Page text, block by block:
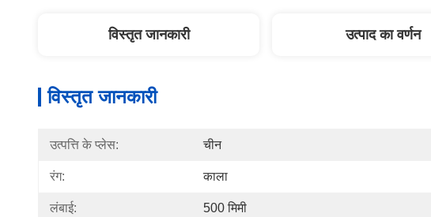
विस्तृत जानकारी उत्पाद का वर्णन
विस्तृत जानकारी
उत्पत्ति के प्लेस: चीन
रंग: काला
लंबाई: 500 मिमी